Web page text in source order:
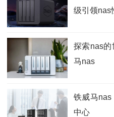
级引领nas
探索nas的
马nas
铁威马nas
中心